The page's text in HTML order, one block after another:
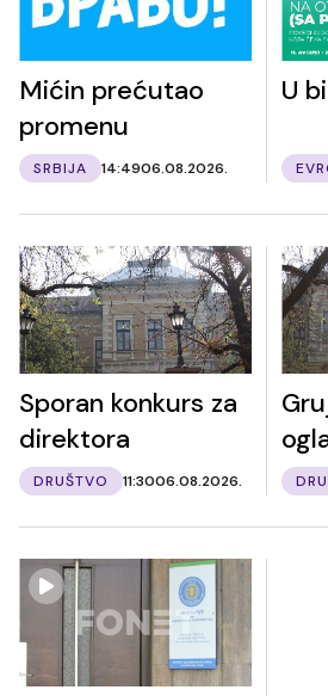
Mićin prećutao
promenu
SRBIJA 14:4906.08.2026.
U
Sporan konkurs za
direktora
DRUŠTVO 11:3006.08.2026.